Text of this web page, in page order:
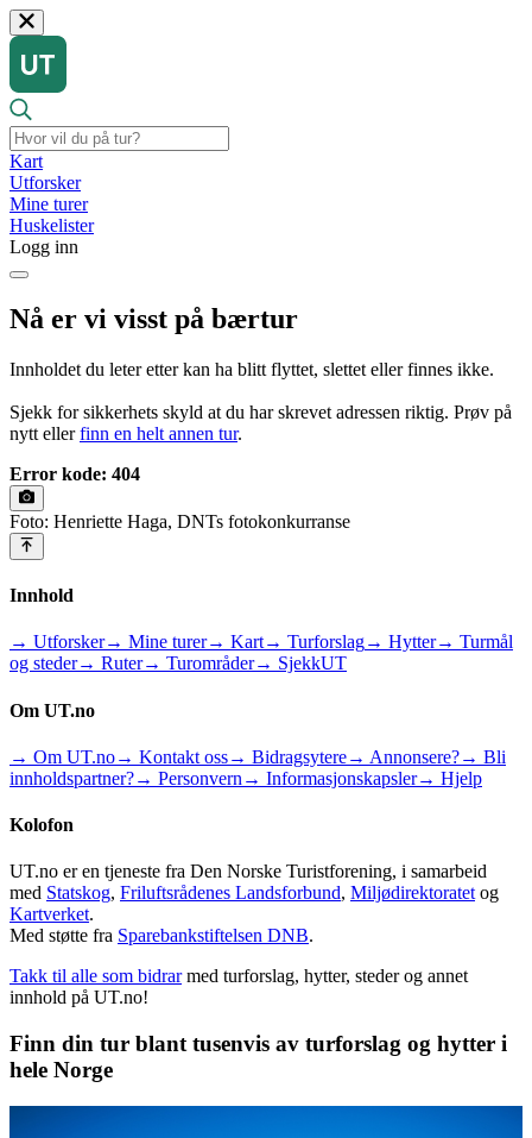
Kart
Utforsker
Mine turer
Huskelister
Logg inn
Nå er vi visst på bærtur
Innholdet du leter etter kan ha blitt flyttet, slettet eller finnes ikke.
Sjekk for sikkerhets skyld at du har skrevet adressen riktig. Prøv på
nytt eller finn en helt annen tur.
Error kode: 404
Foto: Henriette Haga, DNTs fotokonkurranse
Innhold
→ Utforsker→ Mine turer→ Kart→ Turforslag→ Hytter→ Turmål
og steder→ Ruter→ Turområder→ SjekkUT
Om UT.no
→ Om UT.no→ Kontakt oss→ Bidragsytere→ Annonsere?→ Bli
innholdspartner?→ Personvern → Informasjonskapsler→ Hjelp
Kolofon
UT.no er en tjeneste fra Den Norske Turistforening, i samarbeid
med Statskog, Friluftsrådenes Landsforbund, Miljødirektoratet og
Kartverket.
Med støtte fra Sparebankstiftelsen DNB.
Takk til alle som bidrar med turforslag, hytter, steder og annet
innhold på UT.no!
Finn din tur blant tusenvis av turforslag og hytter i
hele Norge